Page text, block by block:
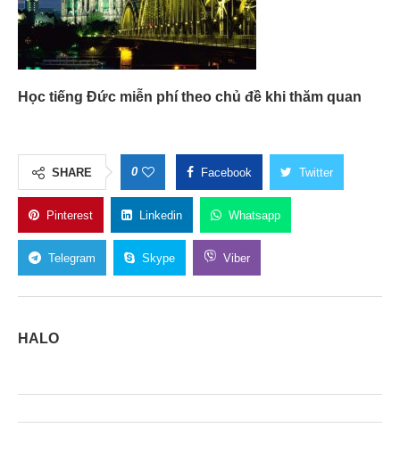
Học tiếng Đức miễn phí theo chủ đề khi thăm quan
SHARE 0 Facebook Twitter
Pinterest Linkedin Whatsapp
Telegram Skype Viber
HALO